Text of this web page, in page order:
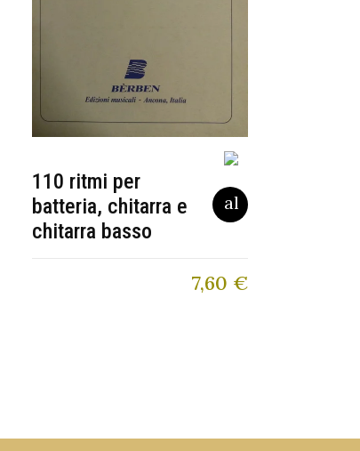
110 ritmi per
batteria, chitarra e
chitarra basso
7,60 €